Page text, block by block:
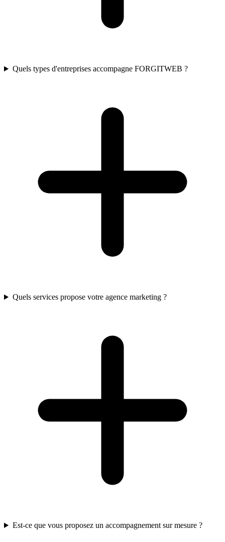
Quels types d'entreprises accompagne FORGITWEB ?
Quels services propose votre agence marketing ?
Est-ce que vous proposez un accompagnement sur mesure ?